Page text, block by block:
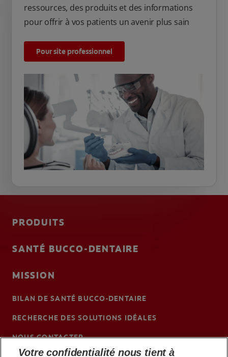
ressources, des produits et des informations
pour offrir à vos patients un avenir plus sain
Pour site professionnel
PRODUITS
SANTÉ BUCCO-DENTAIRE
MISSION
BILAN DE SANTÉ BUCCO-DENTAIRE
RECHERCHE DES SOLUTIONS IDÉALES
NOUS CONTACTER
Votre confidentialité nous tient à